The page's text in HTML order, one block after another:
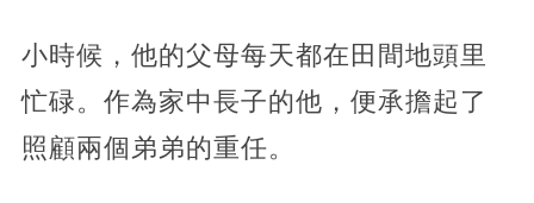
小時候，他的父母每天都在田間地頭里
忙碌。作為家中長子的他，便承擔起了
照顧兩個弟弟的重任。